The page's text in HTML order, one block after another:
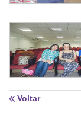
Voltar